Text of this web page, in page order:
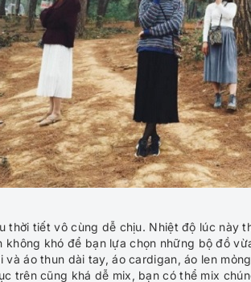
thời tiết vô cùng dễ chịu. Nhiệt độ lúc này
không khó để bạn lựa chọn những bộ đồ
và áo thun dài tay, áo cardigan, áo len
trên cũng khá dễ mix, bạn có thể mix